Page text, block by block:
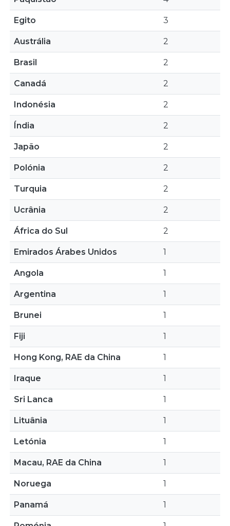
Egito 3
Austrália 2
Brasil 2
Canadá 2
Indonésia 2
Índia 2
Japão 2
Polónia 2
Turquia 2
Ucrânia 2
África do Sul 2
Emirados Árabes Unidos 1
Angola 1
Argentina 1
Brunei 1
Fiji 1
Hong Kong, RAE da China 1
Iraque 1
Sri Lanca 1
Lituânia 1
Letónia 1
Macau, RAE da China 1
Noruega 1
Panamá 1